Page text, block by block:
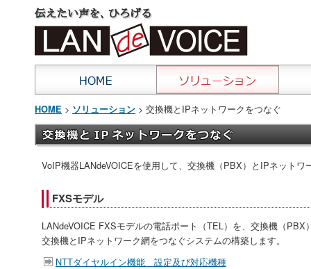
HOME > ソリューション > 交換機とIPネットワークをつなぐ
VoIP機器LANdeVOICEを使用して、交換機（PBX）とIPネットワ
FXSモデル
LANdeVOICE FXSモデルの電話ポート（TEL）を、交換機（
交換機とIPネットワーク網をつなぐシステムの構築します。
NTTダイヤルイン機能 設定及び対応機種